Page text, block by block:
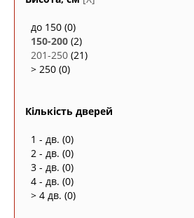
до 150 (0)
150-200 (2)
201-250 (21)
> 250 (0)
Кількість дверей
1 - дв. (0)
2 - дв. (0)
3 - дв. (0)
4 - дв. (0)
> 4 дв. (0)